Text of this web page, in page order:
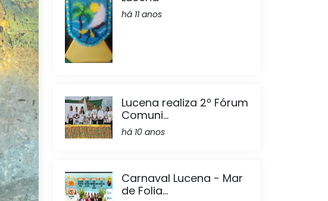
há 11 anos
Lucena realiza 2º Fórum
Comuni...
há 10 anos
Carnaval Lucena - Mar
de Folia...